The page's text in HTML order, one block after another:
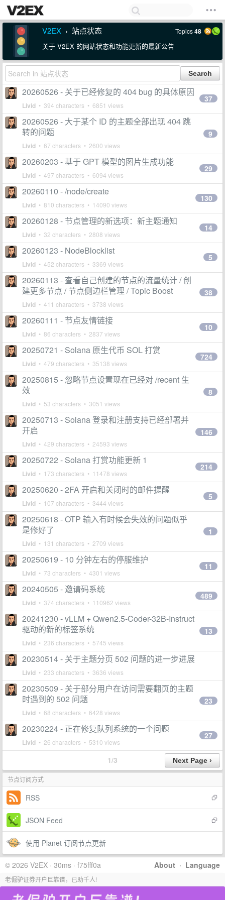
V2EX › 站点状态 Topics48
关于 V2EX 的网站状态和功能更新的最新公告
20260526 - 关于已经修复的 404 bug 的具体原因
Livid • 394 characters • 6851 views
37
20260526 - 大于某个 ID 的主题全部出现 404 跳
转的问题
Livid • 67 characters • 2600 views
9
20260203 - 基于 GPT 模型的图片生成功能
Livid • 497 characters • 6094 views
29
20260110 - /node/create
Livid • 810 characters • 14090 views
130
20260128 - 节点管理的新选项：新主题通知
Livid • 32 characters • 2808 views
14
20260123 - NodeBlocklist
Livid • 452 characters • 3369 views
5
20260113 - 查看自己创建的节点的流量统计 / 创
建更多节点 / 节点侧边栏管理 / Topic Boost
Livid • 411 characters • 3738 views
38
20260111 - 节点友情链接
Livid • 86 characters • 2837 views
10
20250721 - Solana 原生代币 SOL 打赏
Livid • 479 characters • 35138 views
724
20250815 - 忽略节点设置现在已经对 /recent 生
效
Livid • 53 characters • 3051 views
8
20250713 - Solana 登录和注册支持已经部署并
开启
Livid • 429 characters • 24593 views
146
20250722 - Solana 打赏功能更新 1
Livid • 173 characters • 11478 views
214
20250620 - 2FA 开启和关闭时的邮件提醒
Livid • 107 characters • 3444 views
5
20250618 - OTP 输入有时候会失效的问题似乎
是修好了
Livid • 131 characters • 2709 views
1
20250619 - 10 分钟左右的停服维护
Livid • 73 characters • 4301 views
11
20240505 - 邀请码系统
Livid • 374 characters • 110962 views
489
20241230 - vLLM + Qwen2.5-Coder-32B-Instruct
驱动的新的标签系统
Livid • 236 characters • 5745 views
13
20230514 - 关于主题分页 502 问题的进一步进展
Livid • 233 characters • 3636 views
20230509 - 关于部分用户在访问需要翻页的主题
时遇到的 502 问题
Livid • 68 characters • 6428 views
23
20230224 - 正在修复队列系统的一个问题
Livid • 26 characters • 5310 views
27
1/3
节点订阅方式
RSS
JSON Feed
使用 Planet 订阅节点更新
About · Language
© 2026 V2EX · 30ms · f75fff0a
老倔驴证券开户巨靠谱，已助千人!